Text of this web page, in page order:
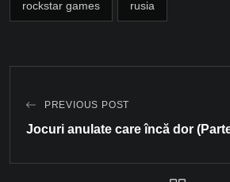
rockstar games rusia
PREVIOUS POST
Jocuri anulate care încă dor